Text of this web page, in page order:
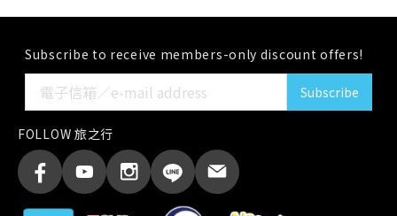
Subscribe to receive members-only discount offers!
Subscribe
FOLLOW 旅之行